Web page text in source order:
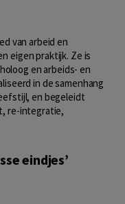
van arbeid en
eigen praktijk. Ze is
en arbeids- en
in de samenhang
en begeleidt
re-integratie,
eindjes’